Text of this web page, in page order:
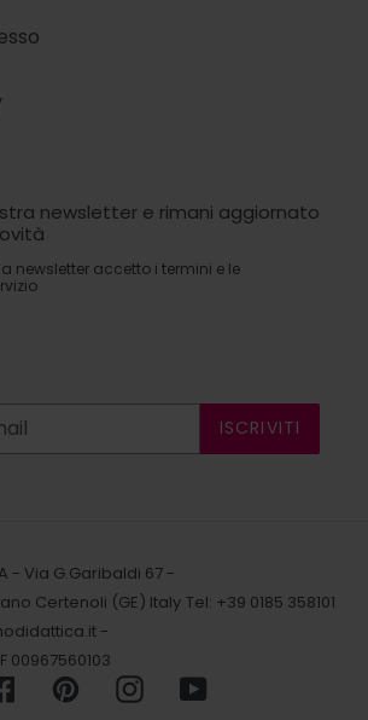
newsletter e rimani aggiornato
newsletter accetto i termini e le
ISCRIVITI
- Via G.Garibaldi 67 -
Certenoli (GE) Italy Tel: +39 0185 358101
-
00967560103
FacebookPinterestInstagram